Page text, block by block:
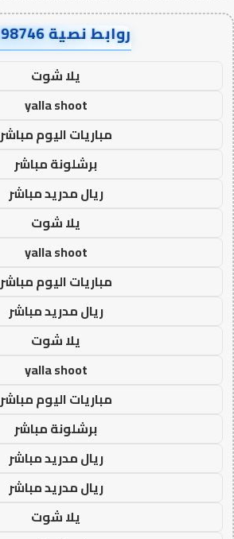
روابط نصية AA98746
يلا شوت
yalla shoot
مباريات اليوم مباشر
برشلونة مباشر
ريال مدريد مباشر
يلا شوت
yalla shoot
مباريات اليوم مباشر
ريال مدريد مباشر
يلا شوت
yalla shoot
مباريات اليوم مباشر
برشلونة مباشر
ريال مدريد مباشر
ريال مدريد مباشر
يلا شوت